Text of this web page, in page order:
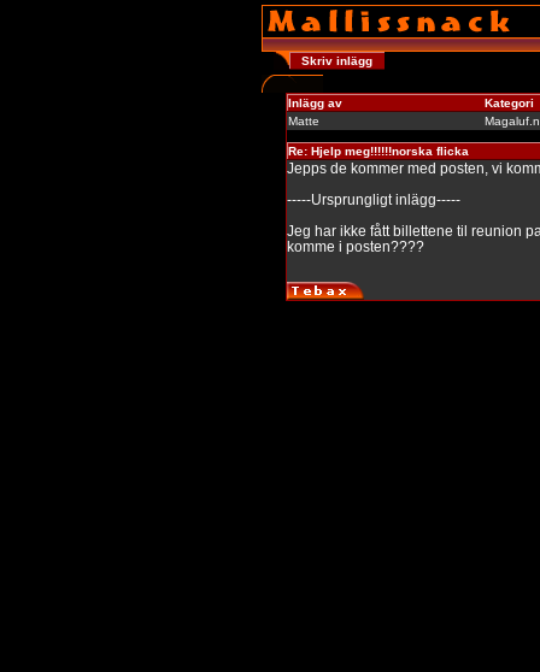
Skriv inlägg
Inlägg av
Kategori
Matte
Re: Hjelp meg!!!!!!norska flicka
Jepps de kommer med posten, vi
-----Ursprungligt inlägg-----
Jeg har ikke fått billettene til reunion
komme i posten????